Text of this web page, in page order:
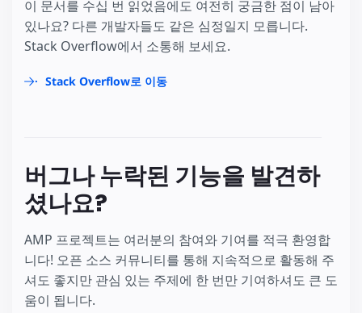
이 문서를 수십 번 읽었음에도 여전히 궁금한 점이 남아
있나요? 다른 개발자들도 같은 심정일지 모릅니다.
Stack Overflow에서 소통해 보세요.
Stack Overflow로 이동
버그나 누락된 기능을 발견하
셨나요?
AMP 프로젝트는 여러분의 참여와 기여를 적극 환영합
니다! 오픈 소스 커뮤니티를 통해 지속적으로 활동해 주
셔도 좋지만 관심 있는 주제에 한 번만 기여하셔도 큰 도
움이 됩니다.